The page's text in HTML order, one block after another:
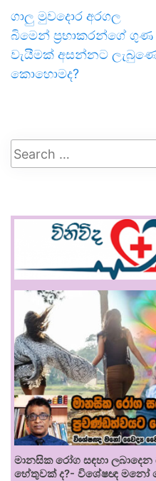
ගාලු මුවදොර අරගල
බිමෙන් ප්‍රභාකරන්ගේ ගුණ
වැයීමක් අසන්නට
කොහොමද?
මානසික රෝග සඳහා
හේතුවක් ද?- විශේෂඥ මනෝ